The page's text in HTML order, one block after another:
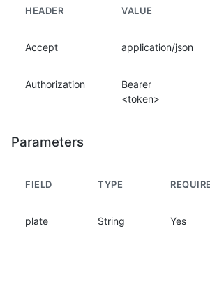
HEADER VALUE
Accept application/json
Authorization
Bearer
<token>
Parameters
FIELD TYPE
plate String Yes